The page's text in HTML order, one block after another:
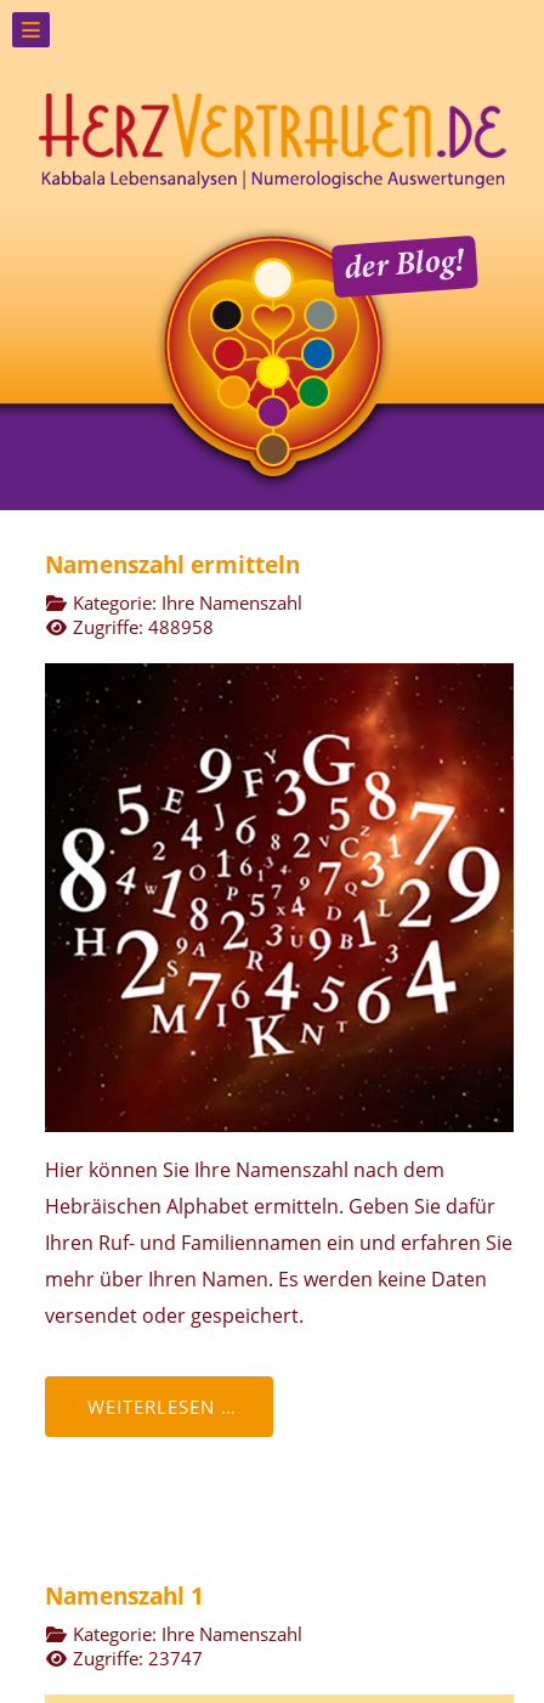
Namenszahl ermitteln
Kategorie: Ihre Namenszahl
Zugriffe: 488958
Hier können Sie Ihre Namenszahl nach dem
Hebräischen Alphabet ermitteln. Geben Sie dafür
Ihren Ruf- und Familiennamen ein und erfahren Sie
mehr über Ihren Namen. Es werden keine Daten
versendet oder gespeichert.
WEITERLESEN …
Namenszahl 1
Kategorie: Ihre Namenszahl
Zugriffe: 23747